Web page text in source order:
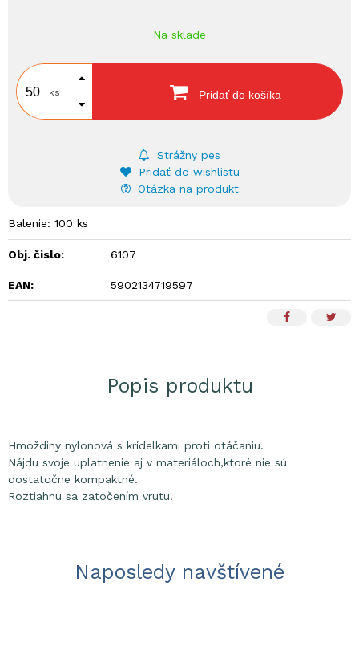
Na sklade
ks Pridať do košíka
Strážny pes
Pridať do wishlistu
Otázka na produkt
Balenie: 100 ks
Obj. čislo: 6107
EAN: 5902134719597
Popis produktu
Hmoždiny nylonová s krídelkami proti otáčaniu.
Nájdu svoje uplatnenie aj v materiáloch,ktoré nie sú
dostatočne kompaktné.
Roztiahnu sa zatočením vrutu.
Naposledy navštívené